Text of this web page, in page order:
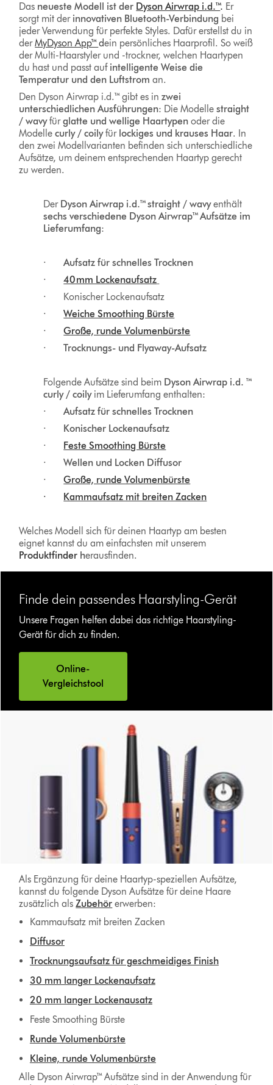
Das neueste Modell ist der Dyson Airwrap i.d.™. Er
sorgt mit der innovativen Bluetooth-Verbindung bei
jeder Verwendung für perfekte Styles. Dafür erstellst du in
derMyDyson App™dein persönliches Haarprofil. So weiß
der Multi-Haarstyler und -trockner, welchen Haartypen
du hast und passt auf intelligente Weise die
Temperatur und den Luftstrom an.
Den Dyson Airwrap i.d.™ gibt es inzwei
unterschiedlichen Ausführungen: Die Modellestraight
/ wavyfürglatte und wellige Haartypen oder die
Modellecurly / coilyfür lockiges und krauses Haar. In
den zwei Modellvarianten befinden sich unterschiedliche
Aufsätze, um deinem entsprechenden Haartyp gerecht
zu werden.
Der Dyson Airwrap i.d.™ straight / wavyenthält
sechs verschiedene Dyson Airwrap™Aufsätze im
Lieferumfang:
·Aufsatz für schnelles Trocknen
·40 mm Lockenaufsatz
· Konischer Lockenaufsatz
·Weiche Smoothing Bürste
·
Große, runde Volumenbürste
·Trocknungs- und Flyaway-Aufsatz
Folgende Aufsätze sind beim Dyson Airwrap i.d. ™
curly / coilyim Lieferumfang enthalten:
·Aufsatz für schnelles Trocknen
· Konischer Lockenaufsatz
·
Feste Smoothing Bürste
·Wellen und Locken Diffusor
·
Große, runde Volumenbürste
· Kammaufsatz mit breiten Zacken
Welches Modell sich für deinen Haartyp am besten
eignet kannst du am einfachsten mit unserem
Produktfinder herausfinden.
Finde dein passendes Haarstyling-Gerät
Unsere Fragen helfen dabei das richtige Haarstyling-
Gerät für dich zu finden.
Online-
Vergleichstool
Als Ergänzung für deine Haartyp-speziellen Aufsätze,
kannst du folgende Dyson Aufsätze für deine Haare
zusätzlich alsZubehör erwerben:
Kammaufsatz mit breiten Zacken
Diffusor
Trocknungsaufsatz für geschmeidiges Finish
30 mm langer Lockenaufsatz
20 mm langer Lockenausatz
Feste Smoothing Bürste
Runde Volumenbürste
Kleine, runde Volumenbürste
Alle Dyson Airwrap™ Aufsätze sind in der Anwendung für